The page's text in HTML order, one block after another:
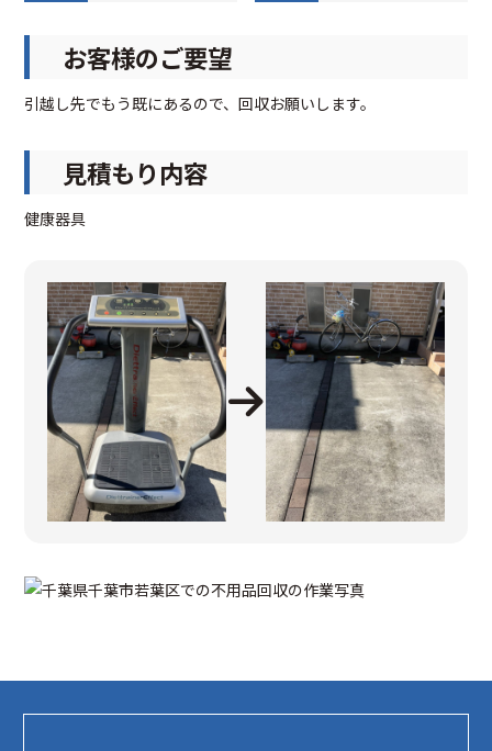
お客様のご要望
引越し先でもう既にあるので、回収お願いします。
見積もり内容
健康器具